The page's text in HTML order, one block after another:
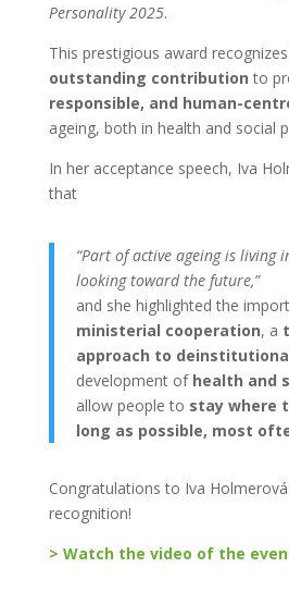
Personality 2025.
This prestigious award
outstanding contribution to
responsible, and human-
ageing, both in health and social
In her acceptance speech, Iva
that
“Part of active ageing is living
looking toward the future,”
and she highlighted the
ministerial cooperation, a
approach to
development of health and
allow people to stay where
long as possible, most
Congratulations to Iva
recognition!
> Watch the video of the